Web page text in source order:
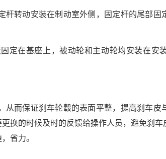
杆转动安装在制动室外侧，固定杆的尾部固
定在基座上，被动轮和主动轮均安装在安
从而保证刹车轮毂的表面平整，提高刹车皮
换的时候及时的反馈给操作人员，避免刹车
省力。